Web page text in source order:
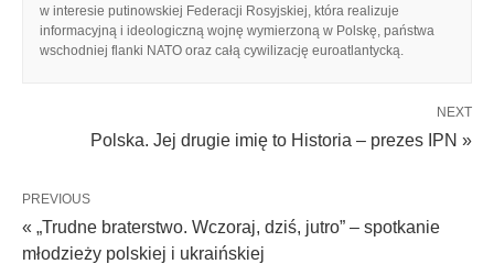
w interesie putinowskiej Federacji Rosyjskiej, która realizuje
informacyjną i ideologiczną wojnę wymierzoną w Polskę, państwa
wschodniej flanki NATO oraz całą cywilizację euroatlantycką.
NEXT
Polska. Jej drugie imię to Historia – prezes IPN »
PREVIOUS
« „Trudne braterstwo. Wczoraj, dziś, jutro” – spotkanie
młodzieży polskiej i ukraińskiej